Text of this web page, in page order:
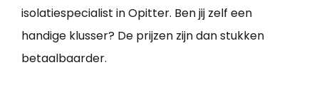
isolatiespecialist in Opitter. Ben jij zelf een
handige klusser? De prijzen zijn dan stukken
betaalbaarder.